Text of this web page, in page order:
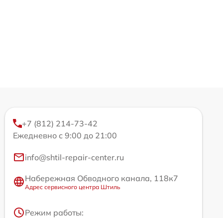
+7 (812) 214-73-42
Ежедневно с 9:00 до 21:00
info@shtil-repair-center.ru
Набережная Обводного канала, 118к7
Адрес сервисного центра Штиль
Режим работы: